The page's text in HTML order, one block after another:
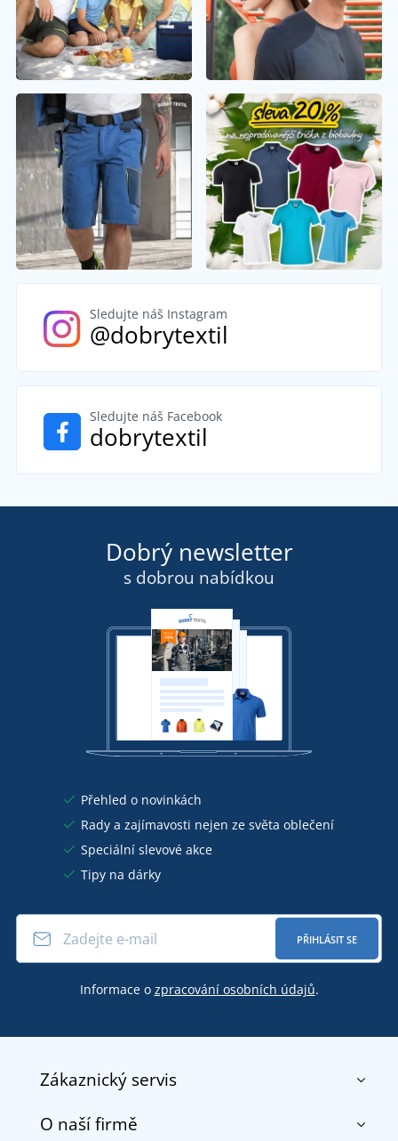
Sledujte náš Instagram
@dobrytextil
Sledujte náš Facebook
dobrytextil
Dobrý newsletter
s dobrou nabídkou
Přehled o novinkách
Rady a zajímavosti nejen ze světa oblečení
Speciální slevové akce
Tipy na dárky
PŘIHLÁSIT SE
Informace o zpracování osobních údajů.
Zákaznický servis
Kontakt
O naší firmě